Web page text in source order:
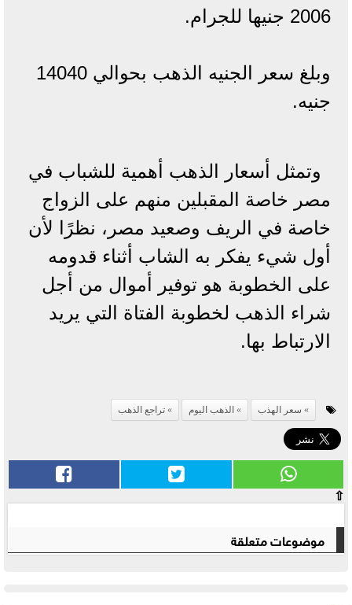
2006 جنيها للجرام.
وبلغ سعر الجنيه الذهب بحوالي 14040
جنيه.
وتمثل أسعار الذهب أهمية للشباب في
مصر خاصة المقبلين منهم على الزواج
خاصة في الريف وصعيد مصر، نظرًا لأن
أول شيء يفكر به الشاب أثناء قدومه
على الخطوبة هو توفير أموال من أجل
شراء الذهب لخطوبة الفتاة التي يريد
الارتباط بها.
سعر الهذب الذهب اليوم تراجع الذهب
⇧
موضوعات متعلقة